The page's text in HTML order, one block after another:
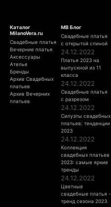
Каталог
MilanoVera.ru
Свадебные платья
Вечерние платья
Аксессуары
Ателье
Бренды
Архив Свадебных
платьев
Архив Вечерних
платьев
МВ Блог
Свадебные платья
с открытой спиной
24.12.2022
Платья 2023 на
выпускной из 11
класса
24.12.2022
Свадебные платья
с разрезом
24.12.2022
Силуэты свадебных
платьев: тенденции
2023
24.12.2022
Коллекция
свадебных платьев
2023: самые яркие
тренды
24.12.2022
Цветные
свадебные платья -
тренд сезона 2023